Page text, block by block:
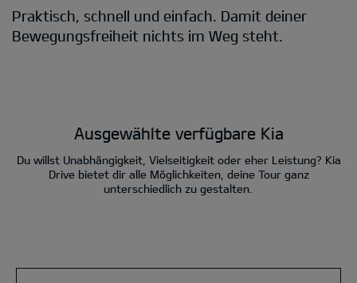
Praktisch, schnell und einfach. Damit deiner
Bewegungsfreiheit nichts im Weg steht.
Ausgewählte verfügbare Kia
Du willst Unabhängigkeit, Vielseitigkeit oder eher Leistung? Kia
Drive bietet dir alle Möglichkeiten, deine Tour ganz
unterschiedlich zu gestalten.